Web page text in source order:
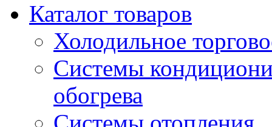
Каталог товаров
Холодильное
Системы
обогрева